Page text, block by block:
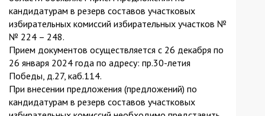
кандидатурам в резерв составов участковых
избирательных комиссий избирательных участков №
№ 224 – 248.
Прием документов осуществляется с 26 декабря по
26 января 2024 года по адресу: пр.30-летия
Победы, д.27, каб.114.
При внесении предложения (предложений) по
кандидатурам в резерв составов участковых